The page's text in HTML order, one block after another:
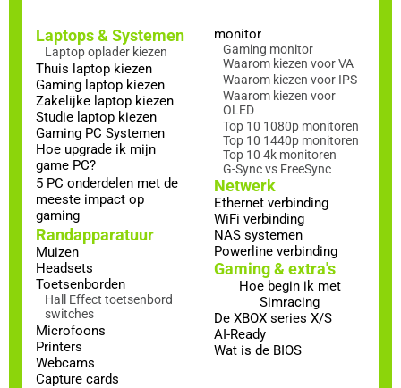
Laptops & Systemen
Laptop oplader kiezen
Thuis laptop kiezen
Gaming laptop kiezen
Zakelijke laptop kiezen
Studie laptop kiezen
Gaming PC Systemen
Hoe upgrade ik mijn
game PC?
5 PC onderdelen met de
meeste impact op
gaming
Randapparatuur
Muizen
Headsets
Toetsenborden
Hall Effect toetsenbord
switches
Microfoons
Printers
Webcams
Capture cards
monitor
Gaming monitor
Waarom kiezen voor VA
Waarom kiezen voor IPS
Waarom kiezen voor
OLED
Top 10 1080p monitoren
Top 10 1440p monitoren
Top 10 4k monitoren
G-Sync vs FreeSync
Netwerk
Ethernet verbinding
WiFi verbinding
NAS systemen
Powerline verbinding
Gaming & extra's
Hoe begin ik met
Simracing
De XBOX series X/S
AI-Ready
Wat is de BIOS